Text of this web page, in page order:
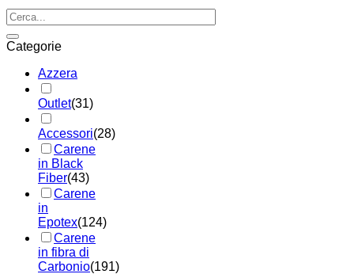
Categorie
Azzera
Outlet(31)
Accessori(28)
Carene
in Black
Fiber(43)
Carene
in
Epotex(124)
Carene
in fibra di
Carbonio(191)